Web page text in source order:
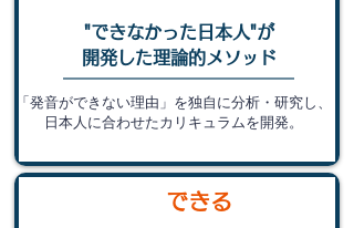
"できなかった日本人"が
開発した理論的メソッド
「発音ができない理由」を独自に分析・研究し、
日本人に合わせたカリキュラムを開発。
できる